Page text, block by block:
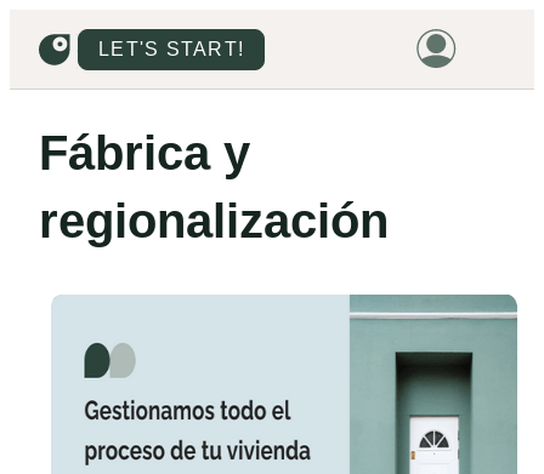
LET'S START!
PROJECTS
PRICES
Fábrica y
regionalización